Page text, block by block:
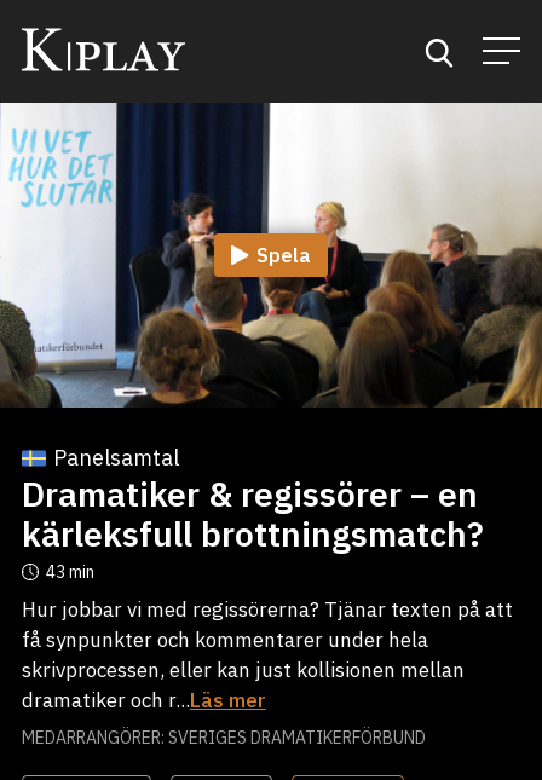
Start
Sök
Kategorier
Mina favoriter
Spela
Panelsamtal
Dramatiker & regissörer – en
kärleksfull brottningsmatch?
43 min
Hur jobbar vi med regissörerna? Tjänar texten på att
få synpunkter och kommentarer under hela
skrivprocessen, eller kan just kollisionen mellan
dramatiker och r...Läs mer
MEDARRANGÖRER: SVERIGES DRAMATIKERFÖRBUND